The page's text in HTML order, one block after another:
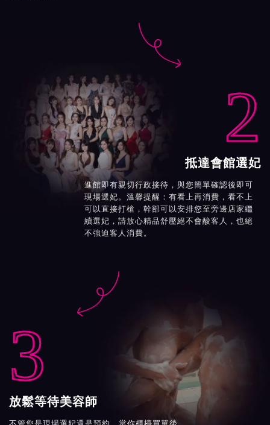

2
抵達會館選妃
進館即有親切行政接待，與您簡單確認後即可
現場選妃。溫馨提醒：有看上再消費，看不上
可以直接打槍，幹部可以安排您至旁邊店家繼
續選妃，請放心精品舒壓絕不會酸客人，也絕
不強迫客人消費。

3
放鬆等待美容師